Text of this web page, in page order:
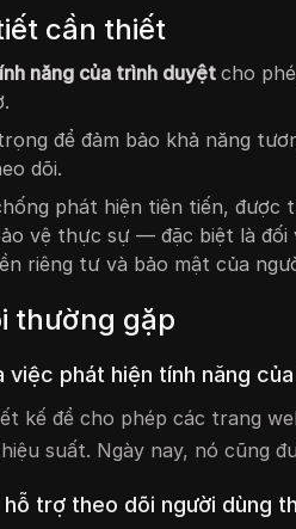
cần thiết
năng của trình duyệt cho
để đảm bảo khả năng
dõi.
phát hiện tiên tiến, được
vệ thực sự — đặc biệt là
riêng tư và bảo mật của
thường gặp
việc phát hiện tính năng
kế để cho phép các trang
suất. Ngày nay, nó cũng
hỗ trợ theo dõi người dùng